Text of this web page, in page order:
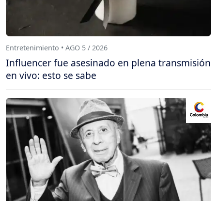
Entretenimiento • AGO 5 / 2026
Influencer fue asesinado en plena transmisión
en vivo: esto se sabe